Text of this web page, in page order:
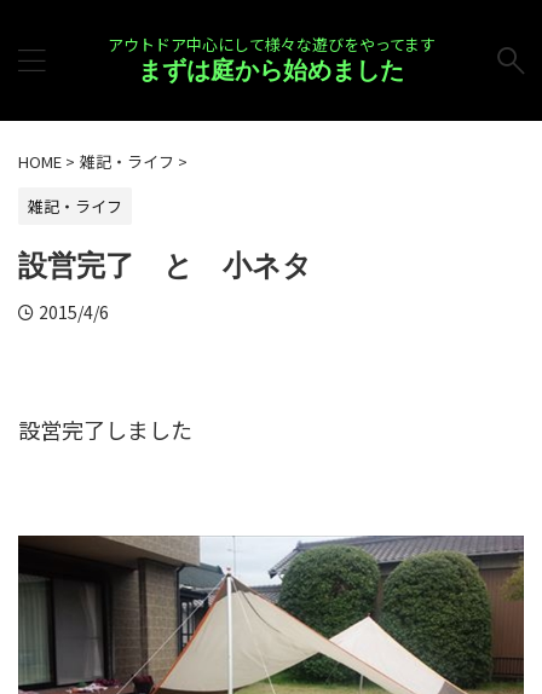
アウトドア中心にして様々な遊びをやってます
まずは庭から始めました
HOME > 雑記・ライフ >
雑記・ライフ
設営完了 と 小ネタ
2015/4/6
設営完了しました